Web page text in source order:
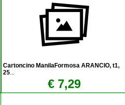
Cartoncino ManilaFormosa ARANCIO, t1,
25...
€ 7,29